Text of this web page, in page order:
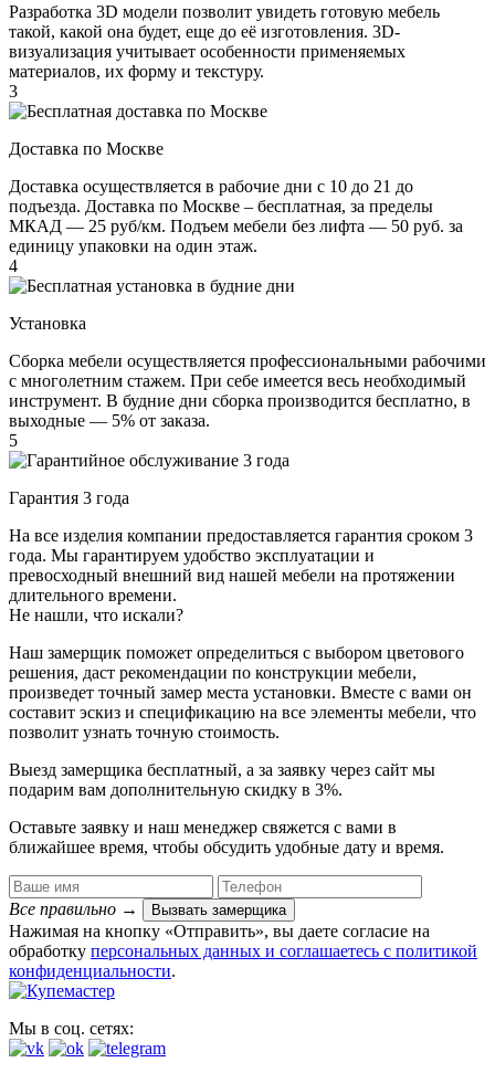
Разработка 3D модели позволит увидеть готовую мебель
такой, какой она будет, еще до её изготовления. 3D-
визуализация учитывает особенности применяемых
материалов, их форму и текстуру.
3
Доставка по Москве
Доставка осуществляется в рабочие дни с 10 до 21 до
подъезда. Доставка по Москве – бесплатная, за пределы
МКАД — 25 руб/км. Подъем мебели без лифта — 50 руб. за
единицу упаковки на один этаж.
4
Установка
Сборка мебели осуществляется профессиональными рабочими
с многолетним стажем. При себе имеется весь необходимый
инструмент. В будние дни сборка производится бесплатно, в
выходные — 5% от заказа.
5
Гарантия 3 года
На все изделия компании предоставляется гарантия сроком 3
года. Мы гарантируем удобство эксплуатации и
превосходный внешний вид нашей мебели на протяжении
длительного времени.
Не нашли, что искали?
Наш замерщик поможет определиться с выбором цветового
решения, даст рекомендации по конструкции мебели,
произведет точный замер места установки. Вместе с вами он
составит эскиз и спецификацию на все элементы мебели, что
позволит узнать точную стоимость.
Выезд замерщика бесплатный, а за заявку через сайт мы
подарим вам дополнительную скидку в 3%.
Оставьте заявку и наш менеджер свяжется с вами в
ближайшее время, чтобы обсудить удобные дату и время.
Все правильно → Вызвать замерщика
Нажимая на кнопку «Отправить», вы даете согласие на
обработку персональных данных​ и соглашаетесь c политикой
конфиденциальности.
Мы в соц. сетях: